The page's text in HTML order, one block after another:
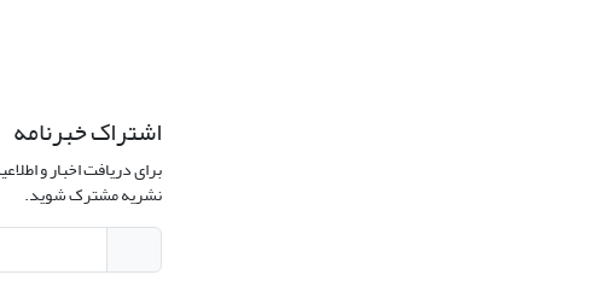
اشتراک خبرنامه
برای دریافت اخبار و
نشریه مشترک شوید.